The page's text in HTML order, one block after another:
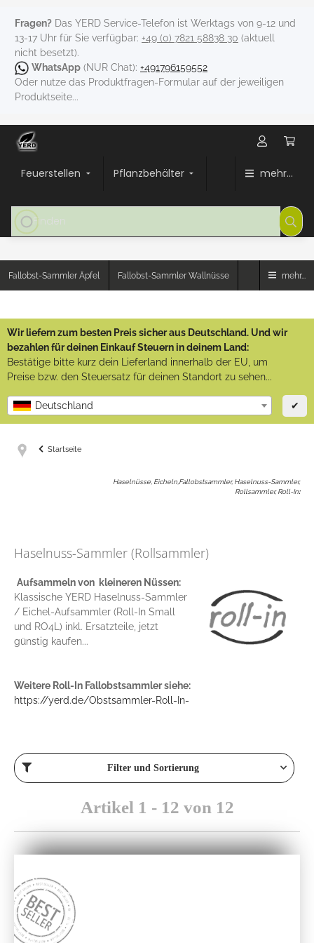
Fragen? Das YERD Service-Telefon ist Werktags von 9-12 und
13-17 Uhr für Sie verfügbar: +49 (0) 7821 58838 30 (aktuell
nicht besetzt).
WhatsApp (NUR Chat): +491796159552
Oder nutze das Produktfragen-Formular auf der jeweiligen
Produktseite...
Feuerstellen Pflanzbehälter mehr...
Fallobst-Sammler Äpfel Fallobst-Sammler Wallnüsse mehr...
Wir liefern zum besten Preis sicher aus Deutschland. Und wir
bezahlen für deinen Einkauf Steuern in deinem Land:
Bestätige bitte kurz dein Lieferland innerhalb der EU, um
Preise bzw. den Steuersatz für deinen Standort zu sehen...
Deutschland ✔
Startseite
Haselnüsse, Eicheln,Fallobstsammler, Haselnuss-Sammler,
Rollsammler, Roll-In:
Haselnuss-Sammler (Rollsammler)
Aufsammeln von kleineren Nüssen:
Klassische YERD Haselnuss-Sammler
/ Eichel-Aufsammler (Roll-In Small
und RO4L) inkl. Ersatzteile, jetzt
günstig kaufen...
Weitere Roll-In Fallobstsammler siehe:
https://yerd.de/Obstsammler-Roll-In-
Filter und Sortierung
Artikel 1 - 12 von 12